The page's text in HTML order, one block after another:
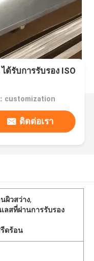
ด้รับการรับรอง ISO
customization
ติดต่อเรา
ผิวสว่าง,
ลสที่ผ่านการรับรอง
ดร้อน